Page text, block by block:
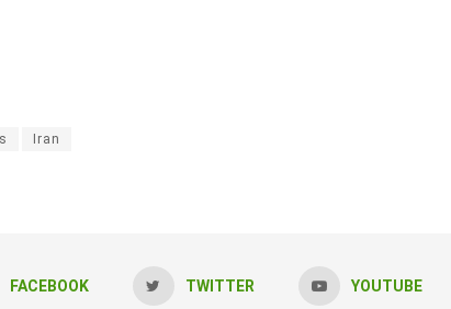
Iran
FACEBOOK TWITTER YOUTUBE